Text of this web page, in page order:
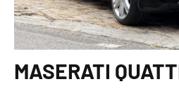
MASERATI